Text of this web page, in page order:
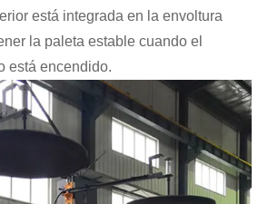
está integrada en la envoltura
la paleta estable cuando el
está encendido.